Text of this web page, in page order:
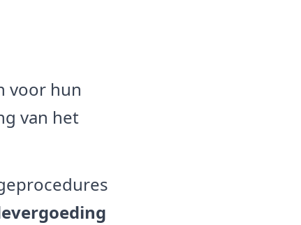
voor hun
van het